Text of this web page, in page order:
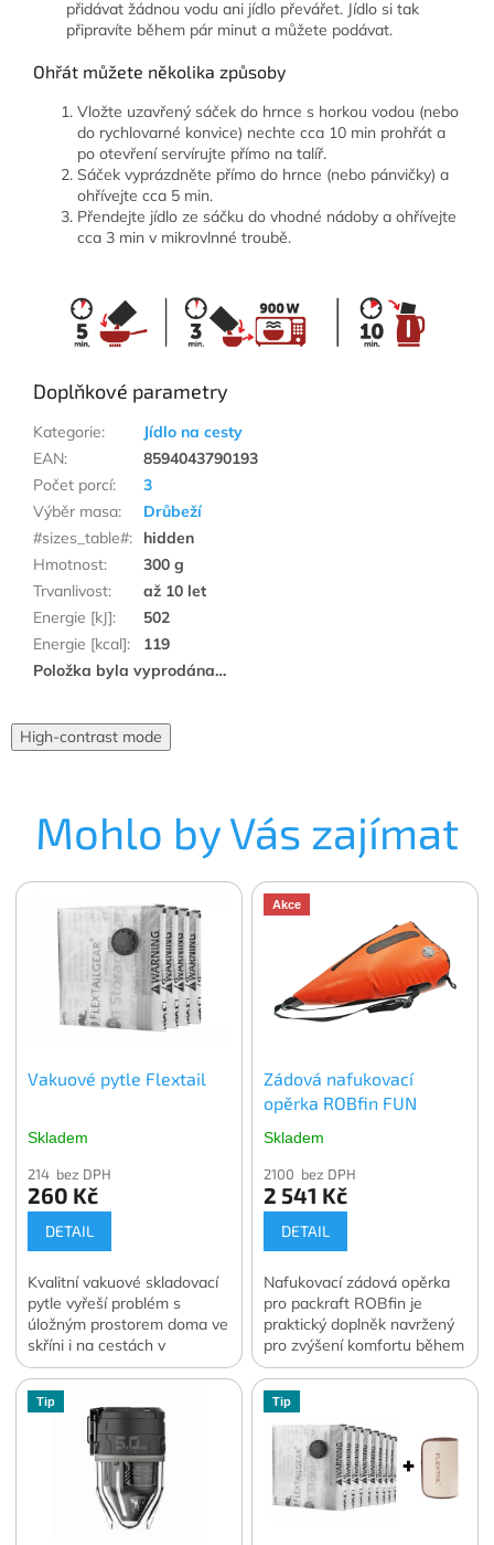
přidávat žádnou vodu ani jídlo převářet. Jídlo si tak
připravíte během pár minut a můžete podávat.
Ohřát můžete několika způsoby
Vložte uzavřený sáček do hrnce s horkou vodou (nebo
do rychlovarné konvice) nechte cca 10 min prohřát a
po otevření servírujte přímo na talíř.
Sáček vyprázdněte přímo do hrnce (nebo pánvičky) a
ohřívejte cca 5 min.
Přendejte jídlo ze sáčku do vhodné nádoby a ohřívejte
cca 3 min v mikrovlnné troubě.
Doplňkové parametry
Kategorie:
Jídlo na cesty
EAN:
8594043790193
Počet porcí:
3
Výběr masa:
Drůbeží
#sizes_table#:
hidden
Hmotnost:
300 g
Trvanlivost:
až 10 let
Energie [kJ]:
502
Energie [kcal]:
119
Položka byla vyprodána…
High-contrast mode
Mohlo by Vás zajímat
Vakuové pytle Flextail
Skladem
214 bez DPH
260 Kč
DETAIL
Kvalitní vakuové skladovací
pytle vyřeší problém s
úložným prostorem doma ve
skříni i na cestách v
zavazadle. Vakuování
dokáže zmenšit objem
skladovaného oblečení a
lůžkovin o 70 až 90 %.
Ochrání skladované věci
před prachem, vlhkostí, moly
nebo plísní ať už je
skladujete kdekoli. V balení
4 ks. vybrané velikosti.
Akce
Zádová nafukovací
opěrka ROBfin FUN
Skladem
2100 bez DPH
2 541 Kč
DETAIL
Nafukovací zádová opěrka
pro packraft ROBfin je
praktický doplněk navržený
pro zvýšení komfortu během
pádlování.
Tip Tip